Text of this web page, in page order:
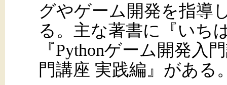
グやゲーム開発を指導
る。主な著書に『いち
『Pythonゲーム開発入
門講座 実践編』がある